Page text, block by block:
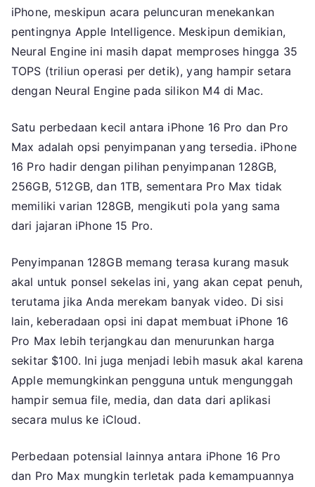
iPhone, meskipun acara peluncuran menekankan
pentingnya Apple Intelligence. Meskipun demikian,
Neural Engine ini masih dapat memproses hingga 35
TOPS (triliun operasi per detik), yang hampir setara
dengan Neural Engine pada silikon M4 di Mac.
Satu perbedaan kecil antara iPhone 16 Pro dan Pro
Max adalah opsi penyimpanan yang tersedia. iPhone
16 Pro hadir dengan pilihan penyimpanan 128GB,
256GB, 512GB, dan 1TB, sementara Pro Max tidak
memiliki varian 128GB, mengikuti pola yang sama
dari jajaran iPhone 15 Pro.
Penyimpanan 128GB memang terasa kurang masuk
akal untuk ponsel sekelas ini, yang akan cepat penuh,
terutama jika Anda merekam banyak video. Di sisi
lain, keberadaan opsi ini dapat membuat iPhone 16
Pro Max lebih terjangkau dan menurunkan harga
sekitar $100. Ini juga menjadi lebih masuk akal karena
Apple memungkinkan pengguna untuk mengunggah
hampir semua file, media, dan data dari aplikasi
secara mulus ke iCloud.
Perbedaan potensial lainnya antara iPhone 16 Pro
dan Pro Max mungkin terletak pada kemampuannya